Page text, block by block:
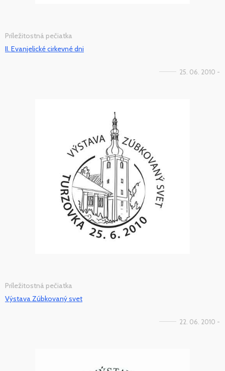
Príležitostná pečiatka
II. Evanjelické cirkevné dni
25. 06. 2010 -
Príležitostná pečiatka
Výstava Zúbkovaný svet
22. 06. 2010 -